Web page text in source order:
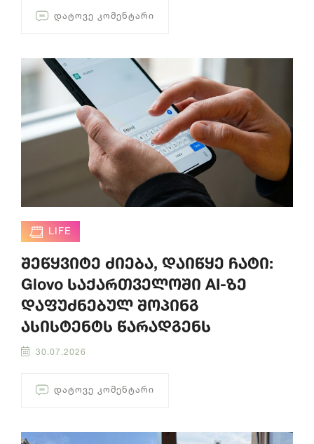
ᲓᲐᲢᲝᲕᲔ ᲙᲝᲛᲔᲜᲢᲐᲠᲘ
LIFE
შეწყვიტე ძიება, დაიწყე ჩატი:
Glovo საქართველოში AI-ზე
დაფუძნებულ შოპინგ
ასისტენტს წარადგენს
30.07.2026
ᲓᲐᲢᲝᲕᲔ ᲙᲝᲛᲔᲜᲢᲐᲠᲘ